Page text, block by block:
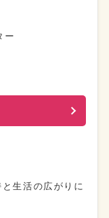
ー
生活の広がりに